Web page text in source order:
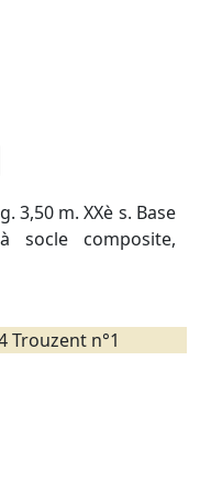
3,50 m. XXè s. Base
composite,
Trouzent n°1